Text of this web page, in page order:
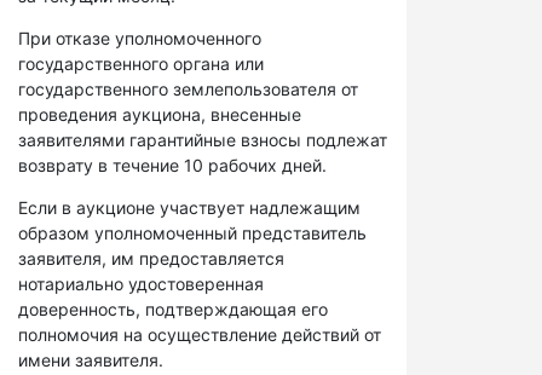
При отказе уполномоченного
государственного органа или
государственного землепользователя от
проведения аукциона, внесенные
заявителями гарантийные взносы подлежат
возврату в течение 10 рабочих дней.
Если в аукционе участвует надлежащим
образом уполномоченный представитель
заявителя, им предоставляется
нотариально удостоверенная
доверенность, подтверждающая его
полномочия на осуществление действий от
имени заявителя.